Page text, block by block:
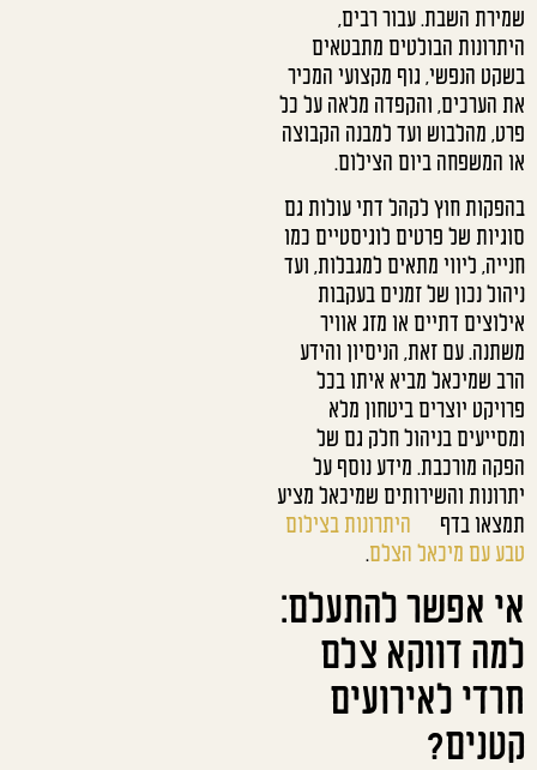
שמירת השבת. עבור רבים,
היתרונות הבולטים מתבטאים
בשקט הנפשי, גוף מקצועי המכיר
את הערכים, והקפדה מלאה על כל
פרט, מהלבוש ועד למבנה הקבוצה
או המשפחה ביום הצילום.
בהפקות חוץ לקהל דתי עולות גם
סוגיות של פרטים לוגיסטיים כמו
חנייה, ליווי מתאים למגבלות, ועד
ניהול נכון של זמנים בעקבות
אילוצים דתיים או מזג אוויר
משתנה. עם זאת, הניסיון והידע
הרב שמיכאל מביא איתו בכל
פרויקט יוצרים ביטחון מלא
ומסייעים בניהול חלק גם של
הפקה מורכבת. מידע נוסף על
יתרונות והשירותים שמיכאל מציע
תמצאו בדף
היתרונות בצילום
טבע עם מיכאל הצלם.
אי אפשר להתעלם:
למה דווקא צלם
חרדי לאירועים
קטנים?